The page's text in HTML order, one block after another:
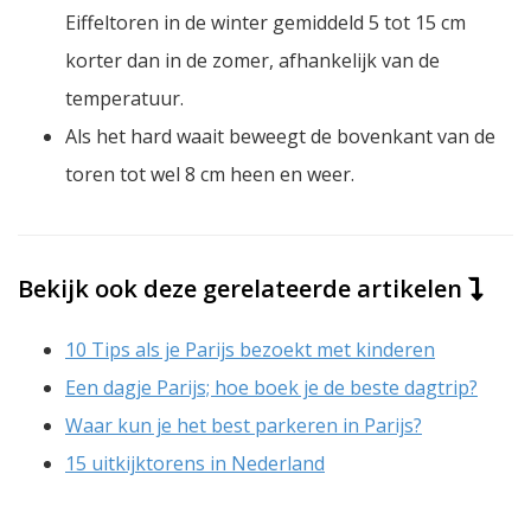
Eiffeltoren in de winter gemiddeld 5 tot 15 cm
korter dan in de zomer, afhankelijk van de
temperatuur.
Als het hard waait beweegt de bovenkant van de
toren tot wel 8 cm heen en weer.
Bekijk ook deze gerelateerde artikelen
10 Tips als je Parijs bezoekt met kinderen
Een dagje Parijs; hoe boek je de beste dagtrip?
Waar kun je het best parkeren in Parijs?
15 uitkijktorens in Nederland